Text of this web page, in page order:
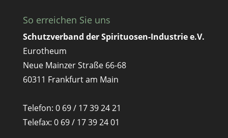
So erreichen Sie uns
Schutzverband der Spirituosen-Industrie e.V.
Eurotheum
Neue Mainzer Straße 66-68
60311 Frankfurt am Main
Telefon: 0 69 / 17 39 24 21
Telefax: 0 69 / 17 39 24 01